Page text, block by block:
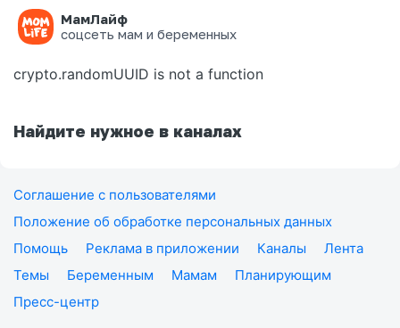
МамЛайф
соцсеть мам и беременных
Ошибка на странице
crypto.randomUUID is not a function
Найдите нужное в каналах
Соглашение с пользователями
Положение об обработке персональных данных
Помощь
Реклама в приложении Каналы
Лента
Темы
Беременным Мамам
Планирующим
Пресс-центр